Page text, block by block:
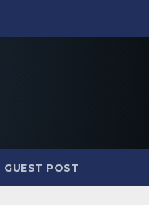
GUEST POST